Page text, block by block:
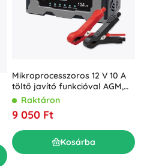
Mikroprocesszoros 12 V 10 A
töltő javító funkcióval AGM,
GEL és LiFePO4
Raktáron
9 050 Ft
Kosárba